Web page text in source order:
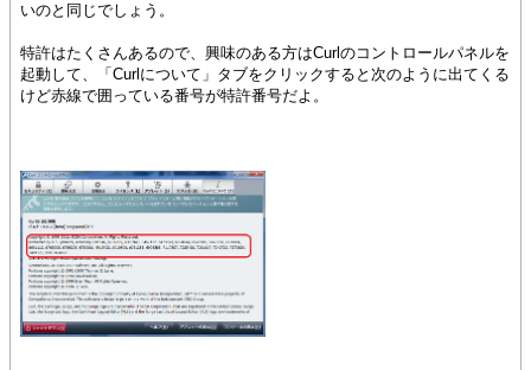
いのと同じでしょう。
特許はたくさんあるので、興味のある方はCurlのコントロールパネルを
起動して、「Curlについて」タブをクリックすると次のように出てくる
けど赤線で囲っている番号が特許番号だよ。